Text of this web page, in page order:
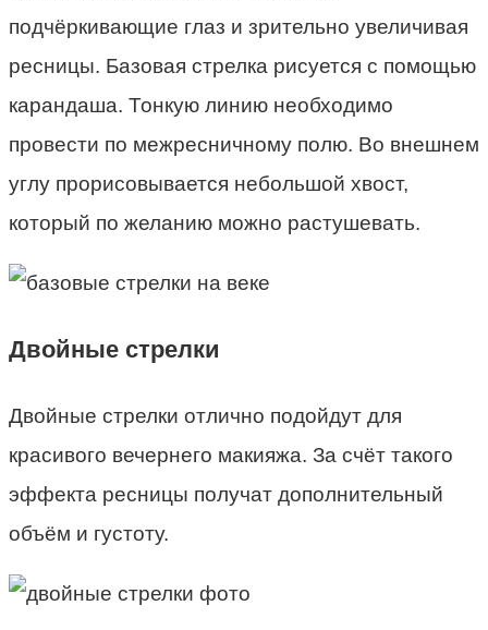
подчёркивающие глаз и зрительно увеличивая
ресницы. Базовая стрелка рисуется с помощью
карандаша. Тонкую линию необходимо
провести по межресничному полю. Во внешнем
углу прорисовывается небольшой хвост,
который по желанию можно растушевать.
Двойные стрелки
Двойные стрелки отлично подойдут для
красивого вечернего макияжа. За счёт такого
эффекта ресницы получат дополнительный
объём и густоту.